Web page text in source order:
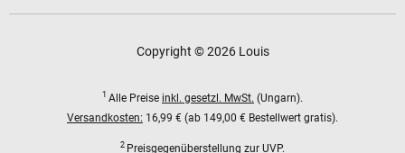
Copyright © 2026 Louis
1 Alle Preise inkl. gesetzl. MwSt. (Ungarn).
Versandkosten: 16,99 € (ab 149,00 € Bestellwert gratis).
2 Preisgegenüberstellung zur UVP.